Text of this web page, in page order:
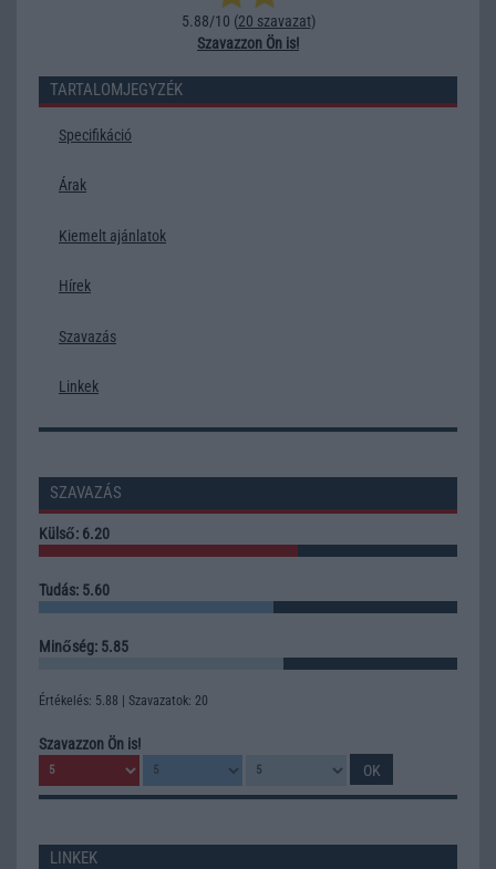
5.88/10 (20 szavazat)
Szavazzon Ön is!
TARTALOMJEGYZÉK
Specifikáció
Árak
Kiemelt ajánlatok
Hírek
Szavazás
Linkek
SZAVAZÁS
Külső: 6.20
Tudás: 5.60
Minőség: 5.85
Értékelés: 5.88 | Szavazatok: 20
Szavazzon Ön is!
LINKEK